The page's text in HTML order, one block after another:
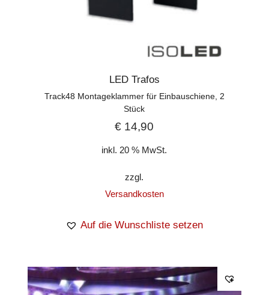
LED Trafos
Track48 Montageklammer für Einbauschiene, 2
Stück
€ 14,90
inkl. 20 % MwSt.
zzgl.
Versandkosten
Auf die Wunschliste setzen